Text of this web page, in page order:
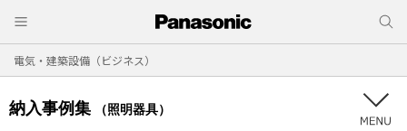
電気・建築設備（ビジネス）
納入事例集 （照明器具）